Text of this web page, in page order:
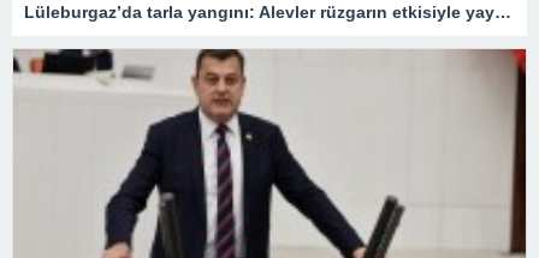
Lüleburgaz’da tarla yangını: Alevler rüzgarın etkisiyle yayıldı